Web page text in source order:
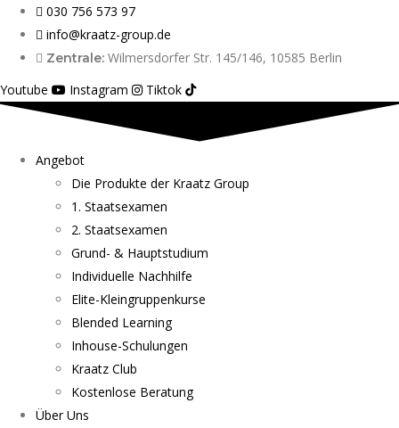
030 756 573 97
info@kraatz-group.de
Zentrale: Wilmersdorfer Str. 145/146, 10585 Berlin
Youtube
Instagram Tiktok
Angebot
Die Produkte der Kraatz Group
1. Staatsexamen
2. Staatsexamen
Grund- & Hauptstudium
Individuelle Nachhilfe
Elite-Kleingruppenkurse
Blended Learning
Inhouse-Schulungen
Kraatz Club
Kostenlose Beratung
Über Uns